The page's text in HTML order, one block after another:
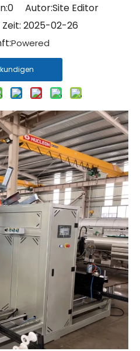
0Autor:Site Editor
2025-02-26
Powered